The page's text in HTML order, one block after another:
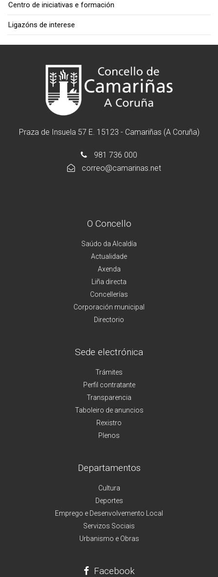
Centro de iniciativas e formación
Ligazóns de interese
Praza de Insuela 57 E. 15123 - Camariñas (A Coruña)
981 736 000
correo@camarinas.net
O Concello
Saúdo da Alcaldía
Actualidade
Axenda
Liña directa
Concellerías
Corporación municipal
Directorio
Sede electrónica
Trámites
Perfil contratante
Transparencia
Taboleiro de anuncios
Rexistro
Plenos
Departamentos
Cultura
Deportes
Emprego e Desenvolvemento Local
Servizos Sociais
Urbanismo e Obras
Facebook